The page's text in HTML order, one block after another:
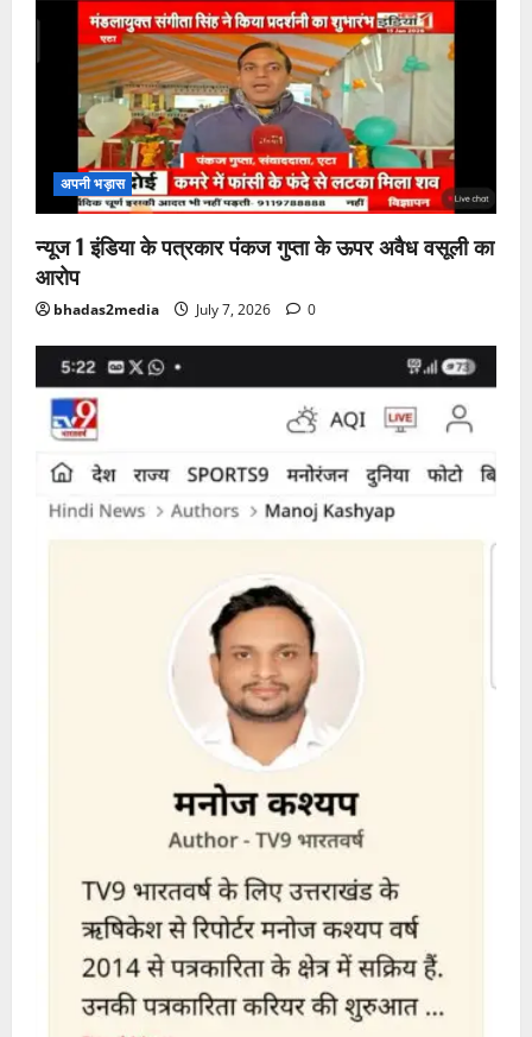
अपनी भड़ास
न्यूज 1 इंडिया के पत्रकार पंकज गुप्ता के ऊपर अवैध वसूली का
आरोप
bhadas2media July 7, 2026 0